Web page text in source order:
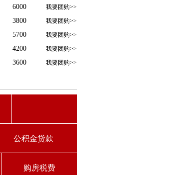
6000 我要团购>>
3800 我要团购>>
5700 我要团购>>
4200 我要团购>>
3600 我要团购>>
公积金贷款
购房税费